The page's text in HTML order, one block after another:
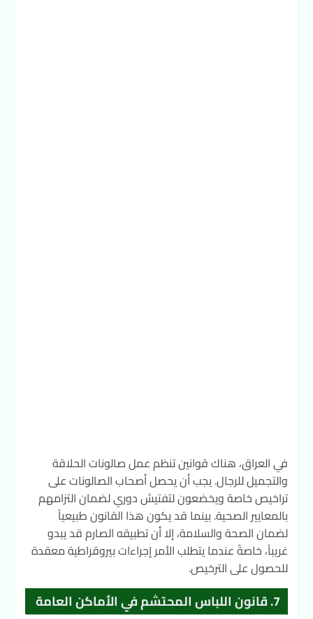
في العراق، هناك قوانين تنظم عمل صالونات الحلاقة
والتجميل للرجال. يجب أن يحصل أصحاب الصالونات على
تراخيص خاصة ويخضعون لتفتيش دوري لضمان التزامهم
بالمعايير الصحية. بينما قد يكون هذا القانون طبيعياً
لضمان الصحة والسلامة، إلا أن تطبيقه الصارم قد يبدو
غريباً، خاصةً عندما يتطلب الأمر إجراءات بيروقراطية معقدة
للحصول على الترخيص.
7. قانون اللباس المحتشم في الأماكن العامة